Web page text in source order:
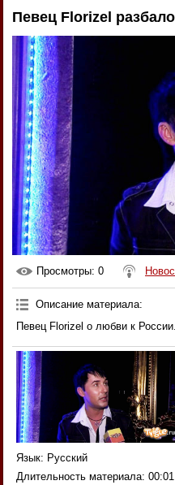
Певец Florizel
Просмотры: 0
Описание материала:
Певец Florizel о любви к
Язык: Русский
Длительность материала: